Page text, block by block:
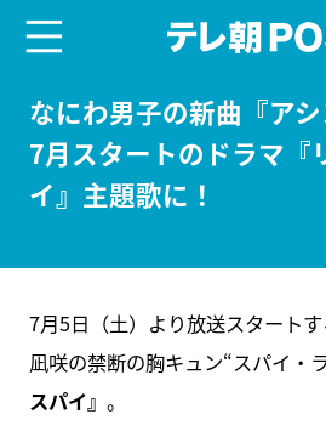
なにわ男子の新曲『アシ
7月スタートのドラマ『
イ』主題歌に！
7月5日（土）より放送スタート
凪咲の禁断の胸キュン“スパイ・
スパイ』 。